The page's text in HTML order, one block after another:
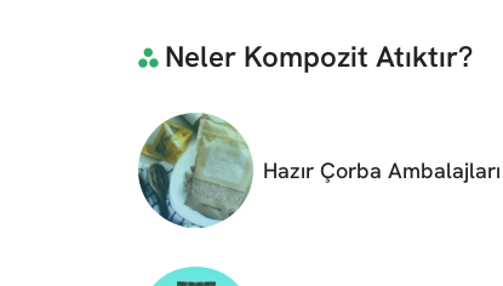
Neler Kompozit Atıktır?
Hazır Çorba Ambalajları